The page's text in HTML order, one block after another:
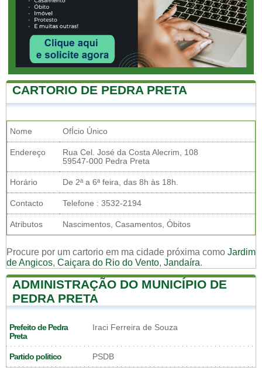
CARTORIO DE PEDRA PRETA
Nome OfÍcio Único
Endereço
Rua Cel. José da Costa Alecrim, 108
59547-000 Pedra Preta
Horário De 2ª a 6ª feira, das 8h às 18h.
Contacto Telefone : 3532-2194
Atributos Nascimentos, Casamentos, Óbitos
Procure por um cartorio em ma cidade próxima como Jardim
de Angicos, Caiçara do Rio do Vento, Jandaíra.
ADMINISTRAÇÃO DO MUNICÍPIO DE
PEDRA PRETA
Prefeito de Pedra
Preta
Iraci Ferreira de Souza
Partido politico PSDB